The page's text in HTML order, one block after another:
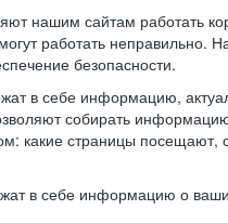
нашим сайтам работать
работать неправильно.
безопасности.
в себе информацию,
собирать
какие страницы посещают,
в себе информацию о